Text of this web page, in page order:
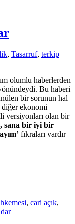
, Tasarruf, terkip
olumlu haberlerden
Bu haberi
bir sorunun hal
ekonomi
versiyonları olan bir
sana bir iyi bir
fıkraları vardır
, cari açık,